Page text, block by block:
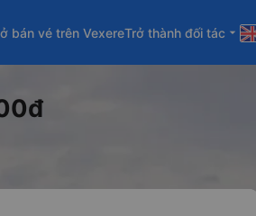
bán vé trên VexereTrở thành đối tác arrow_drop_down